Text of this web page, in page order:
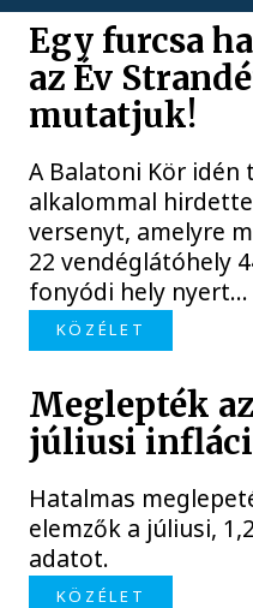
Egy furcsa
az Év
mutatjuk!
A Balatoni Kör
alkalommal
versenyt, amelyre
22 vendéglátóhely
fonyódi hely nyert...
KÖZÉLET
Meglepték
júliusi
Hatalmas
elemzők a júliusi,
adatot.
KÖZÉLET